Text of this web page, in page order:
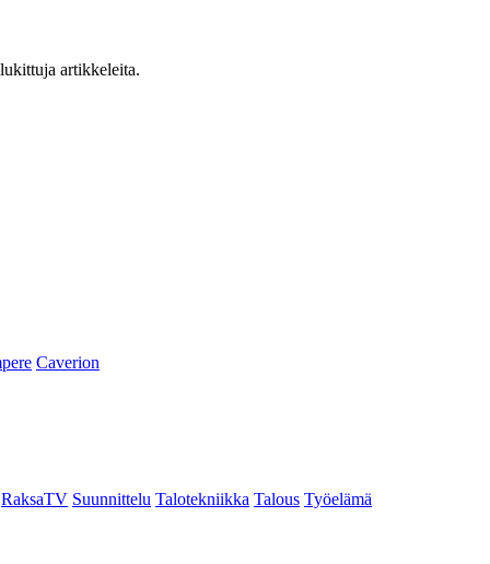
artikkeleita.
Caverion
RaksaTV Suunnittelu Talotekniikka Talous Työelämä